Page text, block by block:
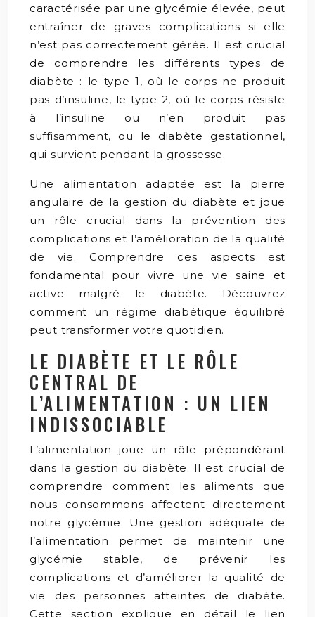
caractérisée par une glycémie élevée, peut
entraîner de graves complications si elle
n’est pas correctement gérée. Il est crucial
de comprendre les différents types de
diabète : le type 1, où le corps ne produit
pas d’insuline, le type 2, où le corps résiste
à l’insuline ou n’en produit pas
suffisamment, ou le diabète gestationnel,
qui survient pendant la grossesse.
Une alimentation adaptée est la pierre
angulaire de la gestion du diabète et joue
un rôle crucial dans la prévention des
complications et l’amélioration de la qualité
de vie. Comprendre ces aspects est
fondamental pour vivre une vie saine et
active malgré le diabète. Découvrez
comment un régime diabétique équilibré
peut transformer votre quotidien.
LE DIABÈTE ET LE RÔLE
CENTRAL DE
L’ALIMENTATION : UN LIEN
INDISSOCIABLE
L’alimentation joue un rôle prépondérant
dans la gestion du diabète. Il est crucial de
comprendre comment les aliments que
nous consommons affectent directement
notre glycémie. Une gestion adéquate de
l’alimentation permet de maintenir une
glycémie stable, de prévenir les
complications et d’améliorer la qualité de
vie des personnes atteintes de diabète.
Cette section explique en détail le lien